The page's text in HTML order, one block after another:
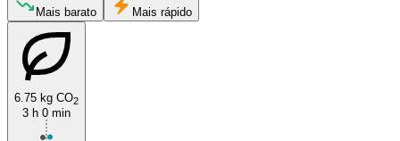
Mais barato Mais rápido
6.75 kg CO2
3 h 0 min